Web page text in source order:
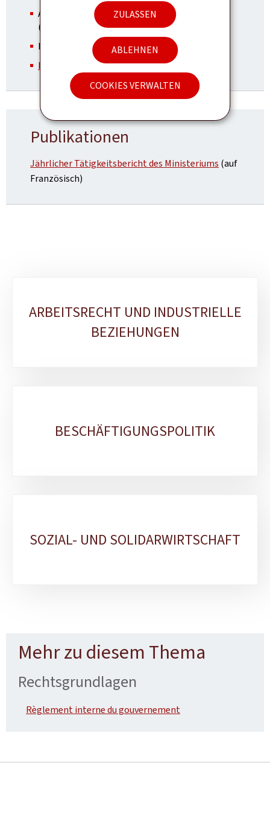
ZULASSEN
ABLEHNEN
COOKIES VERWALTEN
Agence pour le développement de l'emploi
(ADEM)
Inspection du travail et des mines (ITM)
École supérieure du travail (EST)
Publikationen
Jährlicher Tätigkeitsbericht des Ministeriums (auf
Französisch)
ARBEITSRECHT UND INDUSTRIELLE
BEZIEHUNGEN
BESCHÄFTIGUNGSPOLITIK
SOZIAL- UND SOLIDARWIRTSCHAFT
Mehr zu diesem Thema
Rechtsgrundlagen
Règlement interne du gouvernement